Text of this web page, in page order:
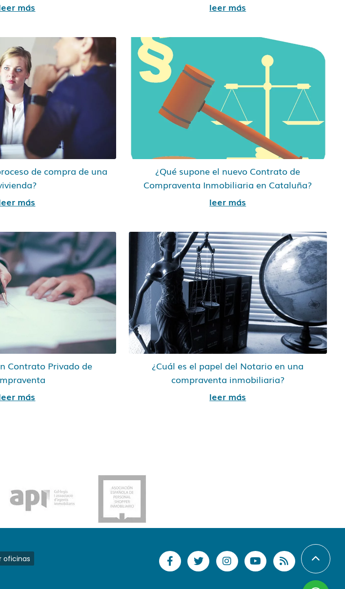
más
leer más
de compra de una
más
¿Qué supone el nuevo Contrato de
Compraventa Inmobiliaria en Cataluña?
leer más
Contrato Privado de
más
¿Cuál es el papel del Notario en una
compraventa inmobiliaria?
leer más
oficinas